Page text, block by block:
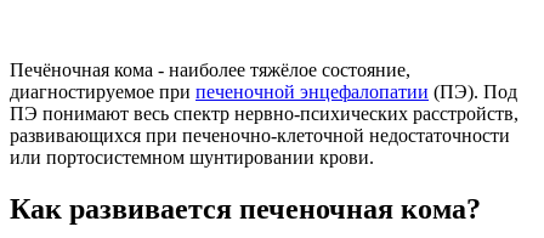
Печёночная кома - наиболее тяжёлое состояние,
диагностируемое при печеночной энцефалопатии (ПЭ). Под
ПЭ понимают весь спектр нервно-психических расстройств,
развивающихся при печеночно-клеточной недостаточности
или портосистемном шунтировании крови.
Как развивается печеночная кома?